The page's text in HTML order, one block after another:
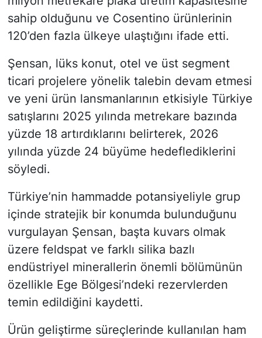
sahip olduğunu ve Cosentino ürünlerinin
120’den fazla ülkeye ulaştığını ifade etti.
Şensan, lüks konut, otel ve üst segment
ticari projelere yönelik talebin devam etmesi
ve yeni ürün lansmanlarının etkisiyle Türkiye
satışlarını 2025 yılında metrekare bazında
yüzde 18 artırdıklarını belirterek, 2026
yılında yüzde 24 büyüme hedeflediklerini
söyledi.
Türkiye’nin hammadde potansiyeliyle grup
içinde stratejik bir konumda bulunduğunu
vurgulayan Şensan, başta kuvars olmak
üzere feldspat ve farklı silika bazlı
endüstriyel minerallerin önemli bölümünün
özellikle Ege Bölgesi’ndeki rezervlerden
temin edildiğini kaydetti.
Ürün geliştirme süreçlerinde kullanılan ham